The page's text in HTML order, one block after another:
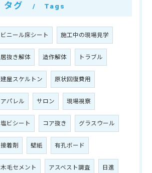
タグ Tags
ビニール床シート 施工中の現場見学
居抜き解体 造作解体 トラブル
建屋スケルトン 原状回復費用
アパレル サロン 現場視察
塩ビシート コア抜き グラスウール
接着剤 壁紙 有孔ボード
木毛セメント アスベスト調査 日進